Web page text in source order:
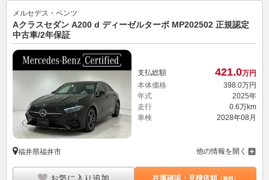
メルセデス・ベンツ
Aクラスセダン A200 d ディーゼルターボ MP202502 正規認定
中古車/2年保証
支払総額 421.0万円
本体価格
398. 0万円
年式
2025年
走行
0.6万km
車検
2028年08月
福井県福井市 他の情報を開く